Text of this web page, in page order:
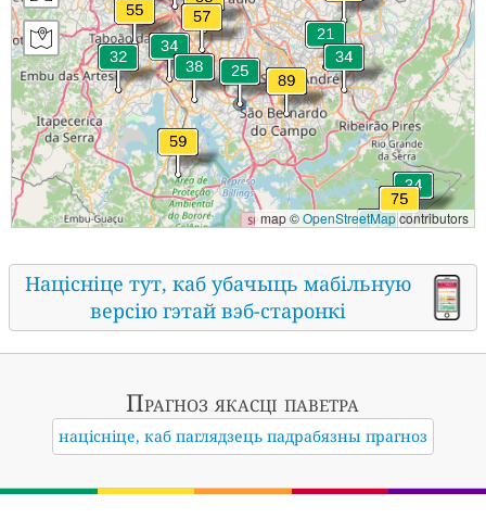
map ©OpenStreetMapcontributors
Націсніце тут, каб убачыць мабільную
версію гэтай вэб-старонкі
Прагноз якасці паветра
націсніце, каб паглядзець падрабязны прагноз